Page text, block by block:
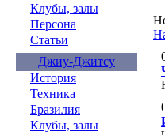
Клубы, залы
Персона
Статьи
Джиу-Джитсу
История
Техника
Бразилия
Клубы, залы